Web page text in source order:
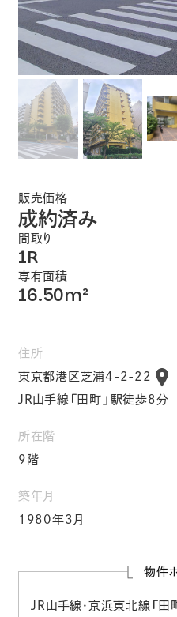
販売価格
成約済み
間取り
1R
専有面積
16.50m²
住所
東京都港区芝浦4-2-22
JR山手線「田町」駅徒歩8分
所在階
9階
築年月
1980年3月
物件
JR山手線・京浜東北線「田